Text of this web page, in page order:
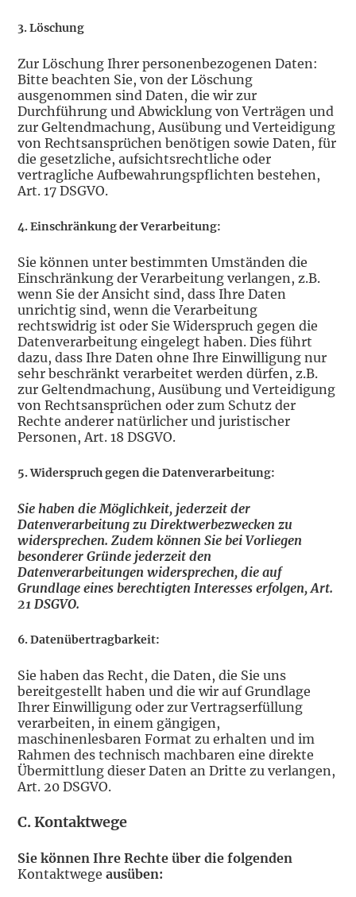
3. Löschung
Zur Löschung Ihrer personenbezogenen Daten:
Bitte beachten Sie, von der Löschung
ausgenommen sind Daten, die wir zur
Durchführung und Abwicklung von Verträgen und
zur Geltendmachung, Ausübung und Verteidigung
von Rechtsansprüchen benötigen sowie Daten, für
die gesetzliche, aufsichtsrechtliche oder
vertragliche Aufbewahrungspflichten bestehen,
Art. 17 DSGVO.
4. Einschränkung der Verarbeitung:
Sie können unter bestimmten Umständen die
Einschränkung der Verarbeitung verlangen, z.B.
wenn Sie der Ansicht sind, dass Ihre Daten
unrichtig sind, wenn die Verarbeitung
rechtswidrig ist oder Sie Widerspruch gegen die
Datenverarbeitung eingelegt haben. Dies führt
dazu, dass Ihre Daten ohne Ihre Einwilligung nur
sehr beschränkt verarbeitet werden dürfen, z.B.
zur Geltendmachung, Ausübung und Verteidigung
von Rechtsansprüchen oder zum Schutz der
Rechte anderer natürlicher und juristischer
Personen, Art. 18 DSGVO.
5. Widerspruch gegen die Datenverarbeitung:
Sie haben die Möglichkeit, jederzeit der
Datenverarbeitung zu Direktwerbezwecken zu
widersprechen. Zudem können Sie bei Vorliegen
besonderer Gründe jederzeit den
Datenverarbeitungen widersprechen, die auf
Grundlage eines berechtigten Interesses erfolgen, Art.
21 DSGVO.
6. Datenübertragbarkeit:
Sie haben das Recht, die Daten, die Sie uns
bereitgestellt haben und die wir auf Grundlage
Ihrer Einwilligung oder zur Vertragserfüllung
verarbeiten, in einem gängigen,
maschinenlesbaren Format zu erhalten und im
Rahmen des technisch machbaren eine direkte
Übermittlung dieser Daten an Dritte zu verlangen,
Art. 20 DSGVO.
C. Kontaktwege
Sie können Ihre Rechte über die folgenden
Kontaktwegeausüben: